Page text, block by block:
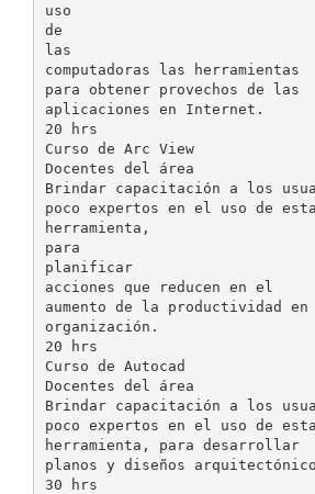
uso
de
las
computadoras las herramientas
para obtener provechos de las
aplicaciones en Internet.
20 hrs
Curso de Arc View
Docentes del área
Brindar capacitación a los
poco expertos en el uso de esta
herramienta,
para
planificar
acciones que reducen en el
aumento de la productividad
organización.
20 hrs
Curso de Autocad
Docentes del área
Brindar capacitación a los
poco expertos en el uso de esta
herramienta, para desarrollar
planos y diseños
30 hrs